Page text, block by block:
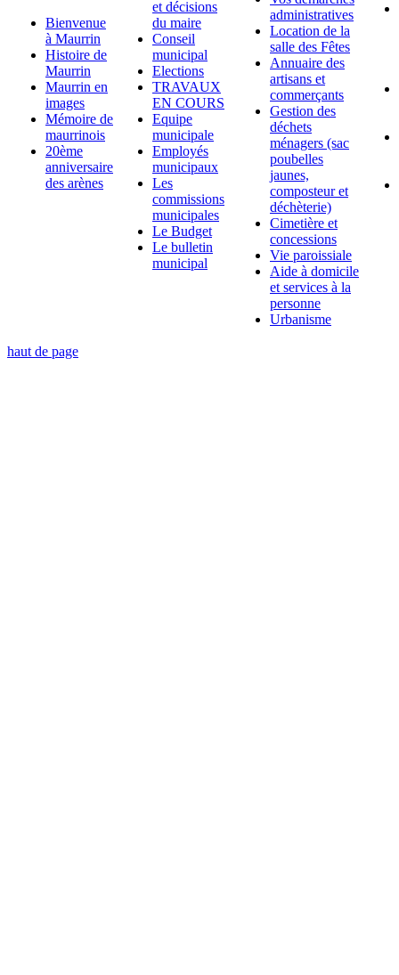
Bienvenue
à Maurrin
Histoire de
Maurrin
Maurrin en
images
Mémoire de
maurrinois
20ème
anniversaire
des arènes
et décisions
du maire
Conseil
municipal
Elections
TRAVAUX
EN COURS
Equipe
municipale
Employés
municipaux
Les
commissions
municipales
Le Budget
Le bulletin
municipal
administratives
Location de la
salle des Fêtes
Annuaire des
artisans et
commerçants
Gestion des
déchets
ménagers (sac
poubelles
jaunes,
composteur et
déchèterie)
Cimetière et
concessions
Vie paroissiale
Aide à domicile
et services à la
personne
Urbanisme
haut de page